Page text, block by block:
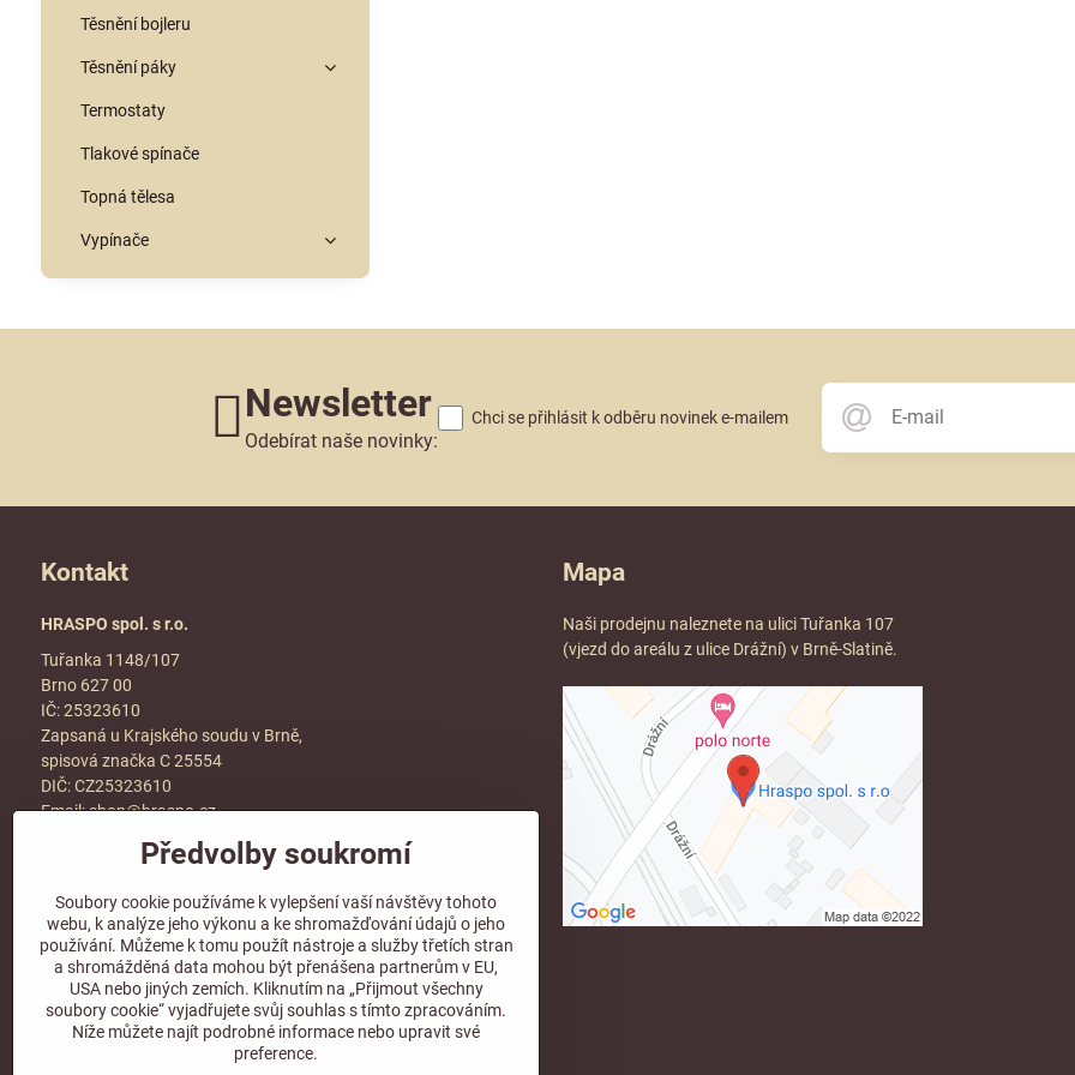
Těsnění bojleru
Těsnění páky
Termostaty
Tlakové spínače
Topná tělesa
Vypínače
Newsletter
Odebírat naše novinky:
Chci se přihlásit k odběru novinek e-mailem
Kontakt
HRASPO spol. s r.o.
Tuřanka 1148/107
Brno 627 00
IČ: 25323610
Zapsaná u Krajského soudu v Brně,
spisová značka C 25554
DIČ: CZ25323610
Email:shop@hraspo.cz
Obchodní podmínky
Více info v sekcikontakt
Sledujte naše sociální sítě!
Mapa
Naši prodejnu naleznete na ulici Tuřanka 107
(vjezd do areálu z ulice Drážní) v Brně-Slatině.
Předvolby soukromí
Soubory cookie používáme k vylepšení vaší návštěvy tohoto
webu, k analýze jeho výkonu a ke shromažďování údajů o jeho
používání. Můžeme k tomu použít nástroje a služby třetích stran
a shromážděná data mohou být přenášena partnerům v EU,
USA nebo jiných zemích. Kliknutím na „Přijmout všechny
soubory cookie“ vyjadřujete svůj souhlas s tímto zpracováním.
Níže můžete najít podrobné informace nebo upravit své
preference.